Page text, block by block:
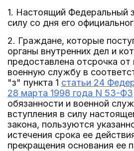
1. Настоящий Федеральный
силу со дня его
2. Граждане, которые
органы внутренних дел и
предоставлена отсрочка от
военную службу в
"з" пункта 1 статьи 24
28 марта 1998 года N 53-ФЗ
обязанности и военной
вступления в силу
закона, пользуются
истечения срока ее
прекращения основания ее